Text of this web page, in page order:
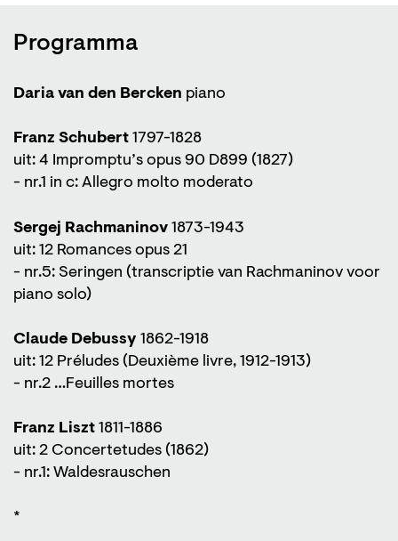
Programma
Daria van den Bercken piano
Franz Schubert 1797-1828
uit: 4 Impromptu’s opus 90 D899 (1827)
- nr.1 in c: Allegro molto moderato
Sergej Rachmaninov 1873-1943
uit: 12 Romances opus 21
- nr.5: Seringen (transcriptie van Rachmaninov voor
piano solo)
Claude Debussy 1862-1918
uit: 12 Préludes (Deuxième livre, 1912-1913)
- nr.2 …Feuilles mortes
Franz Liszt 1811-1886
uit: 2 Concertetudes (1862)
- nr.1: Waldesrauschen
*